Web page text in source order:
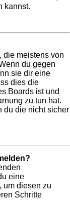
kannst.
die meistens von
du gegen
sie dir eine
dies die
Boards ist und
zu tun hat.
du die nicht sicher
eine
um diesen zu
Schritte